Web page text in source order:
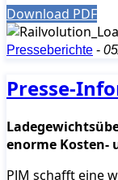
Download PDF
Presseberichte -
Presse-
enorme Kosten-
PJM schafft eine